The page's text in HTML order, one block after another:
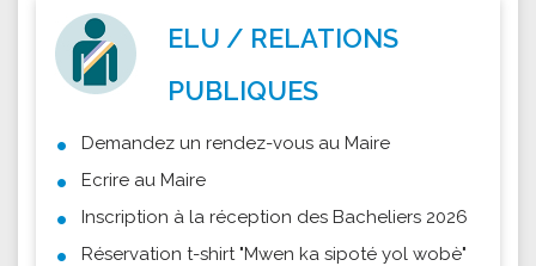
ELU / RELATIONS
PUBLIQUES
Demandez un rendez-vous au Maire
Ecrire au Maire
Inscription à la réception des Bacheliers 2026
Réservation t-shirt "Mwen ka sipoté yol wobè"